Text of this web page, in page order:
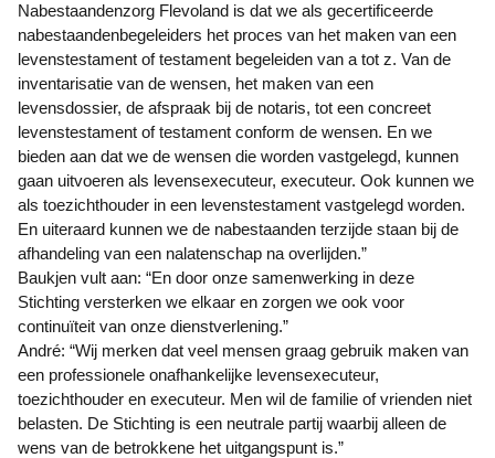
Nabestaandenzorg Flevoland is dat we als gecertificeerde
nabestaandenbegeleiders het proces van het maken van een
levenstestament of testament begeleiden van a tot z. Van de
inventarisatie van de wensen, het maken van een
levensdossier, de afspraak bij de notaris, tot een concreet
levenstestament of testament conform de wensen. En we
bieden aan dat we de wensen die worden vastgelegd, kunnen
gaan uitvoeren als levensexecuteur, executeur. Ook kunnen we
als toezichthouder in een levenstestament vastgelegd worden.
En uiteraard kunnen we de nabestaanden terzijde staan bij de
afhandeling van een nalatenschap na overlijden.”
Baukjen vult aan: “En door onze samenwerking in deze
Stichting versterken we elkaar en zorgen we ook voor
continuïteit van onze dienstverlening.”
André: “Wij merken dat veel mensen graag gebruik maken van
een professionele onafhankelijke levensexecuteur,
toezichthouder en executeur. Men wil de familie of vrienden niet
belasten. De Stichting is een neutrale partij waarbij alleen de
wens van de betrokkene het uitgangspunt is.”